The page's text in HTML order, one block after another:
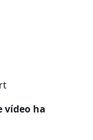
vídeo ha